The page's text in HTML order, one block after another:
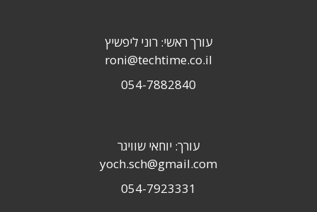
עורך ראשי: רוני ליפשיץ
roni@techtime.co.il
054-7882840
עורך: יוחאי שוויגר
yoch.sch@gmail.com
054-7923331